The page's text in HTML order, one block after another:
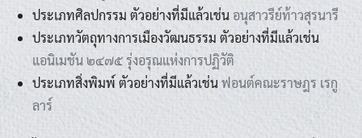
Search
Search
ประเภทศิลปกรรม ตัวอย่างที่มีแล้วเช่น อนุสาวรีย์ท้าวสุรนารี
ประเภทวัตถุทางการเมืองวัฒนธรรม ตัวอย่างที่มีแล้วเช่น
แอนิเมชัน ๒๔๗๕ รุ่งอรุณแห่งการปฏิวัติ
ประเภทสิ่งพิมพ์ ตัวอย่างที่มีแล้วเช่นฟอนต์คณะราษฎร เรกู
ลาร์